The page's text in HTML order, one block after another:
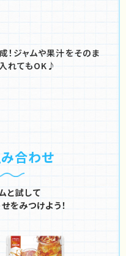
！ジャムや果汁をそのま
れてもOK♪
合わせ
と試して
をみつけよう！